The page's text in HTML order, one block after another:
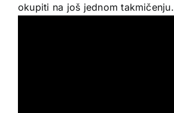
okupiti na još jednom takmičenju.